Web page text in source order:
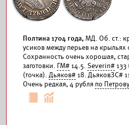
Полтина 1704 года, МД. Об. ст.:
усиков между перьев на крыльях
Сохранность очень хорошая,
заготовки. ГМ# 14.5. Severin# 133
(точка). Дьяков# 18. ДьяковЗС#
Очень редкая, 4 рубля по Петрову